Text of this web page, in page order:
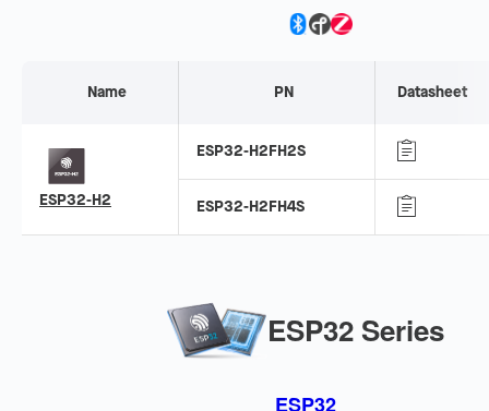
Name PN Datasheet
ESP32-H2
ESP32-H2FH2S
ESP32-H2FH4S
ESP32 Series
ESP32